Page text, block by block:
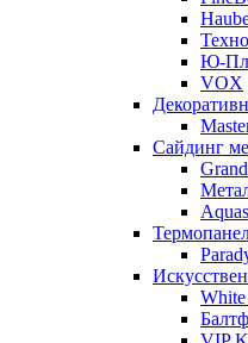
Ю-
VOX
Сайдинг